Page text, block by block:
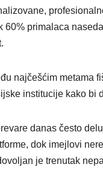
60% primalaca
najčešćim metama
institucije kako bi
danas često
dok imejlovi
je trenutak